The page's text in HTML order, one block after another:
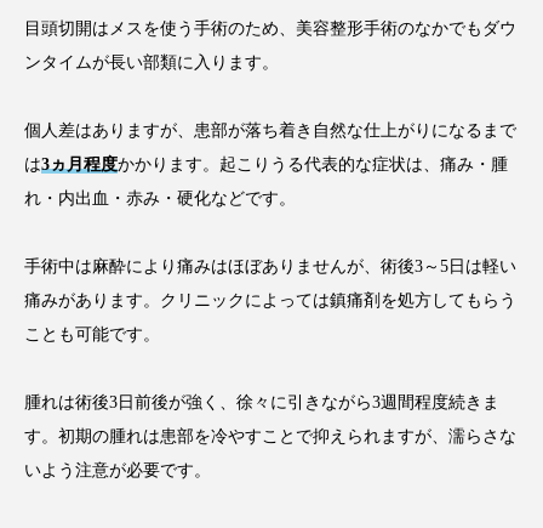
目頭切開はメスを使う手術のため、美容整形手術のなかでもダウ
ンタイムが長い部類に入ります。
個人差はありますが、患部が落ち着き自然な仕上がりになるまで
は3ヵ月程度かかります。起こりうる代表的な症状は、痛み・腫
れ・内出血・赤み・硬化などです。
手術中は麻酔により痛みはほぼありませんが、術後3～5日は軽い
痛みがあります。クリニックによっては鎮痛剤を処方してもらう
ことも可能です。
腫れは術後3日前後が強く、徐々に引きながら3週間程度続きま
す。初期の腫れは患部を冷やすことで抑えられますが、濡らさな
いよう注意が必要です。